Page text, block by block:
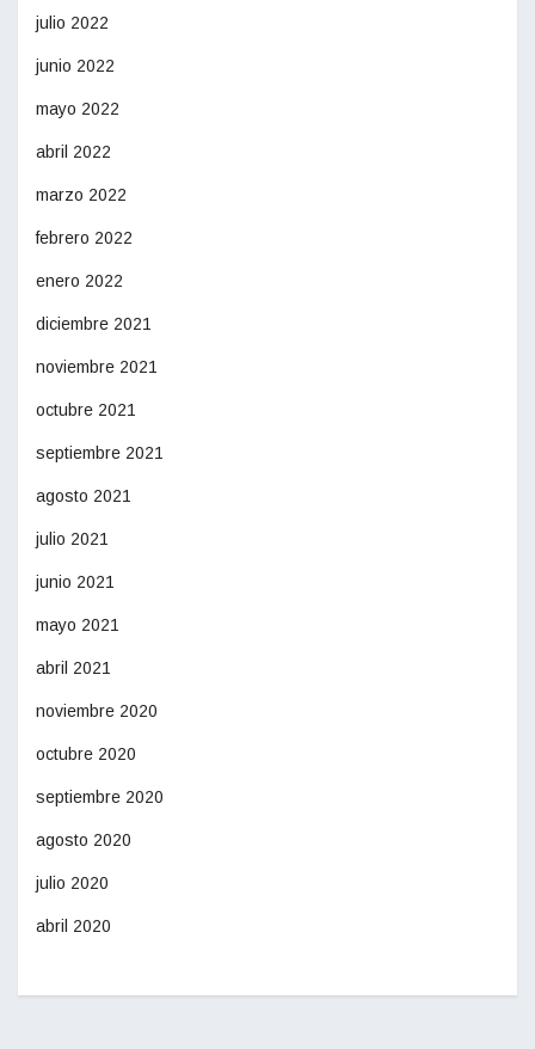
julio 2022
junio 2022
mayo 2022
abril 2022
marzo 2022
febrero 2022
enero 2022
diciembre 2021
noviembre 2021
octubre 2021
septiembre 2021
agosto 2021
julio 2021
junio 2021
mayo 2021
abril 2021
noviembre 2020
octubre 2020
septiembre 2020
agosto 2020
julio 2020
abril 2020